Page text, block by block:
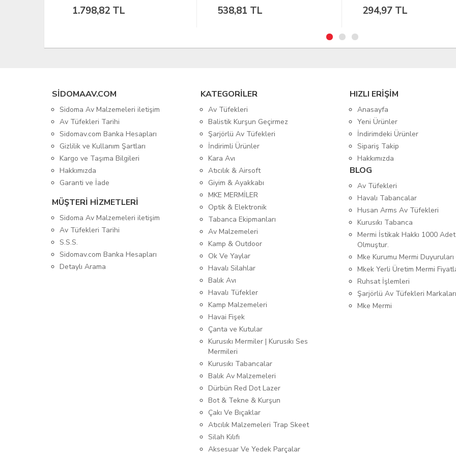
538,81 TL 294,97 TL 508,47 TL
SIDOMAAV.COM
Sidoma Av Malzemeleri iletişim
Av Tüfekleri Tarihi
Sidomav.com Banka Hesapları
Gizlilik ve Kullanım Şartları
Kargo ve Taşıma Bilgileri
Hakkımızda
Garanti ve İade
MÜŞTERİ HİZMETLERİ
Sidoma Av Malzemeleri iletişim
Av Tüfekleri Tarihi
S.S.S.
Sidomav.com Banka Hesapları
Detaylı Arama
KATEGORİLER
Av Tüfekleri
Balistik Kurşun Geçirmez
Şarjörlü Av Tüfekleri
İndirimli Ürünler
Kara Avı
Atıcılık & Airsoft
Giyim & Ayakkabı
MKE MERMİLER
Optik & Elektronik
Tabanca Ekipmanları
Av Malzemeleri
Kamp & Outdoor
Ok Ve Yaylar
Havalı Silahlar
Balık Avı
Havalı Tüfekler
Kamp Malzemeleri
Havai Fişek
Çanta ve Kutular
Kurusıkı Mermiler | Kurusıkı Ses
Mermileri
Kurusıkı Tabancalar
Balık Av Malzemeleri
Dürbün Red Dot Lazer
Bot & Tekne & Kurşun
Çakı Ve Bıçaklar
Atıcılık Malzemeleri Trap Skeet
Silah Kılıfı
Aksesuar Ve Yedek Parçalar
HIZLI ERİŞİM
Anasayfa
Yeni Ürünler
İndirimdeki Ürünler
Sipariş Takip
Hakkımızda
BLOG
Av Tüfekleri
Havalı Tabancalar
Husan Arms Av Tüfekleri
Kurusıkı Tabanca
Mermi İstikak Hakkı 1000 Adet
Olmuştur.
Mke Kurumu Mermi
Mkek Yerli Üretim Mermi
Ruhsat İşlemleri
Şarjörlü Av Tüfekleri Markaları
Mke Mermi